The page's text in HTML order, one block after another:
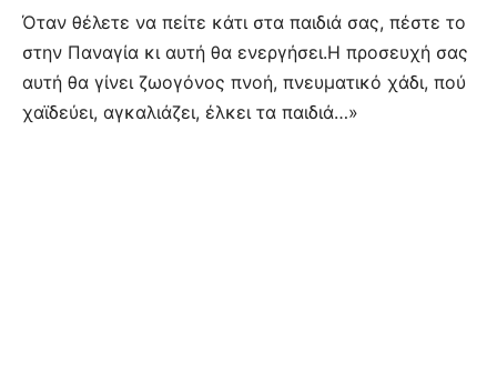
Όταν θέλετε να πείτε κάτι στα παιδιά σας, πέστε το
στην Παναγία κι αυτή θα ενεργήσει.Η προσευχή σας
αυτή θα γίνει ζωογόνος πνοή, πνευματικό χάδι, πού
χαϊδεύει, αγκαλιάζει, έλκει τα παιδιά…»